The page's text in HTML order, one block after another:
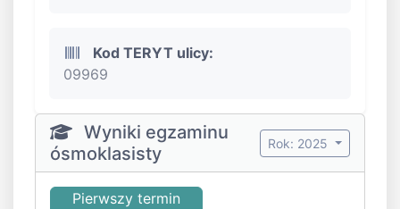
Kod TERYT ulicy:
09969
Wyniki egzaminu
ósmoklasisty
Rok: 2025
Pierwszy termin